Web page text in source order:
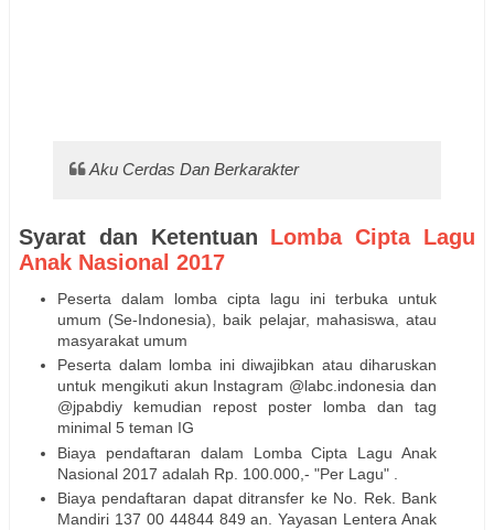
Aku Cerdas Dan Berkarakter
Syarat dan Ketentuan Lomba Cipta Lagu
Anak Nasional 2017
Peserta dalam lomba cipta lagu ini terbuka untuk
umum (Se-Indonesia), baik pelajar, mahasiswa, atau
masyarakat umum
Peserta dalam lomba ini diwajibkan atau diharuskan
untuk mengikuti akun Instagram @labc.indonesia dan
@jpabdiy kemudian repost poster lomba dan tag
minimal 5 teman IG
Biaya pendaftaran dalam Lomba Cipta Lagu Anak
Nasional 2017 adalah Rp. 100.000,- "Per Lagu" .
Biaya pendaftaran dapat ditransfer ke No. Rek. Bank
Mandiri 137 00 44844 849 an. Yayasan Lentera Anak